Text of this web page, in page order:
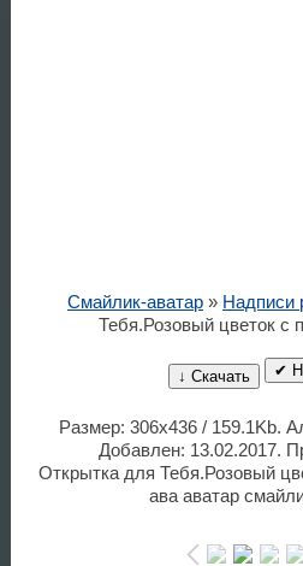
Смайлик-аватар» Надписи
Тебя.Розовый цветок с
↓ Скачать ✔
Размер: 306x436 / 159.1Kb.
Добавлен: 13.02.2017.
Открытка для Тебя.Розовый
ава аватар